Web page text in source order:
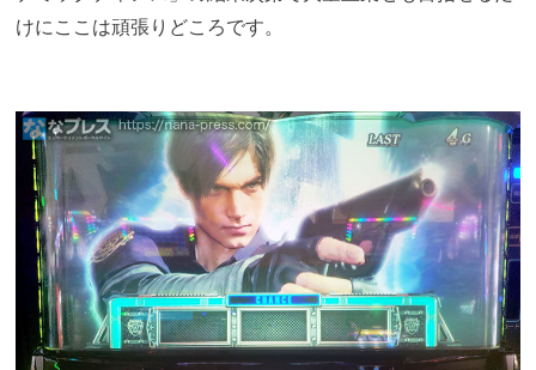
けにここは頑張りどころです。